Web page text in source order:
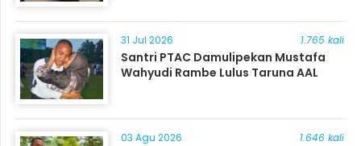
31 Jul 2026 1.765 kali
Santri PTAC Damulipekan Mustafa
Wahyudi Rambe Lulus Taruna AAL
03 Agu 2026 1.646 kali